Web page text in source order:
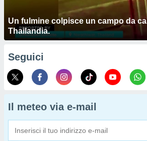
Un fulmine colpisce un campo da
Thailandia.
Seguici
Il meteo via e-mail